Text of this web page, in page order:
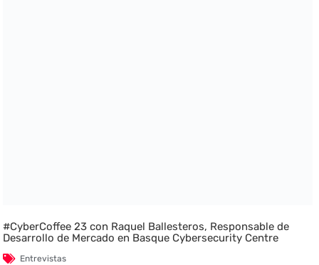
#CyberCoffee 23 con Raquel Ballesteros, Responsable de
Desarrollo de Mercado en Basque Cybersecurity Centre
Entrevistas